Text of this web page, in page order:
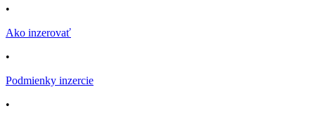
•
Ako inzerovať
•
Podmienky inzercie
•